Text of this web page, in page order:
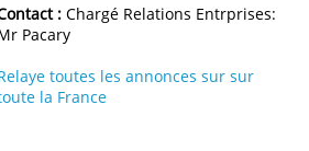
: Chargé Relations Entrprises:
Pacary
toutes les annonces sur sur
la France